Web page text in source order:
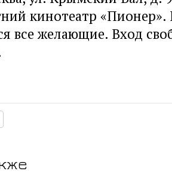
кинотеатр «Пионер».
все желающие. Вход